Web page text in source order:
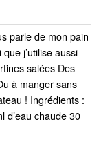
parle de mon pain
j’utilise aussi
salées Des
à manger sans
! Ingrédients :
d’eau chaude 30